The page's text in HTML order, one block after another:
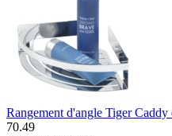
Rangement d'angle Tiger
70.49